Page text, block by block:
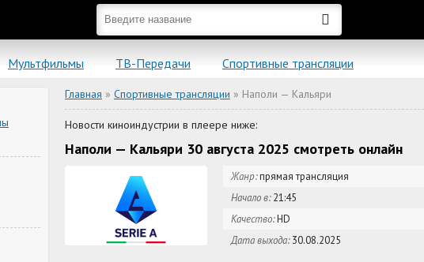
Мультфильмы ТВ-Передачи Спортивные трансляции
Главная » Спортивные трансляции » Наполи — Кальяри
Новости киноиндустрии в плеере ниже:
Наполи — Кальяри 30 августа 2025 смотреть онлайн
Жанр:прямая трансляция
Начало в:21:45
Качество:HD
Дата выхода:30.08.2025